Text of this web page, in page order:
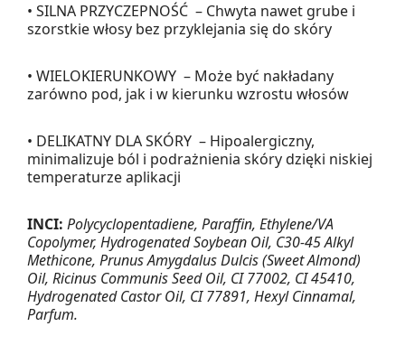
• SILNA PRZYCZEPNOŚĆ – Chwyta nawet grube i
szorstkie włosy bez przyklejania się do skóry
• WIELOKIERUNKOWY – Może być nakładany
zarówno pod, jak i w kierunku wzrostu włosów
• DELIKATNY DLA SKÓRY – Hipoalergiczny,
minimalizuje ból i podrażnienia skóry dzięki niskiej
temperaturze aplikacji
INCI: Polycyclopentadiene, Paraffin, Ethylene/VA
Copolymer, Hydrogenated Soybean Oil, C30-45 Alkyl
Methicone, Prunus Amygdalus Dulcis (Sweet Almond)
Oil, Ricinus Communis Seed Oil, CI 77002, CI 45410,
Hydrogenated Castor Oil, CI 77891, Hexyl Cinnamal,
Parfum.